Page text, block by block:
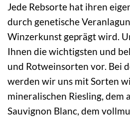
Jede Rebsorte hat ihren
durch genetische
Winzerkunst geprägt wird.
Ihnen die wichtigsten und
und Rotweinsorten vor. Bei
werden wir uns mit Sorten
mineralischen Riesling, dem
Sauvignon Blanc, dem